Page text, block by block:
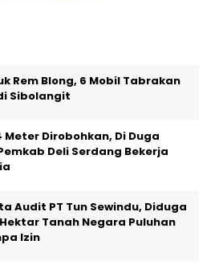
Rem Blong, 6 Mobil Tabrakan
Sibolangit
Meter Dirobohkan, Di Duga
Deli Serdang Bekerja
Audit PT Tun Sewindu, Diduga
Tanah Negara Puluhan
Izin